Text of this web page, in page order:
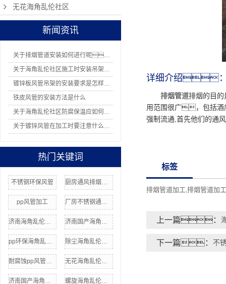
无花海角乱伦社区
新闻资讯
关于排烟管道安装如何进行呢？
关于海角乱伦社区施工时安装吊架有哪8项规定
镀锌板风管吊架的安装要求是怎样的？
铁皮风管的安装方法是什么
关于海角乱伦社区防腐保温应如何操作
关于镀锌风管在加工时要注意什么问题
热门关键词
不锈钢环保风管
pp风管加工
详细介绍
排烟管道排烟的目
用范围很广，包括酒
强制流通,首先他们的通
标签
排烟管道加工 排烟管道加
上一篇：
下一篇： 不